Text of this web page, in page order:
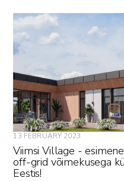
13 FEBRUARY 2023
Viimsi Village - esimene
off-grid võimekusega
Eestis!